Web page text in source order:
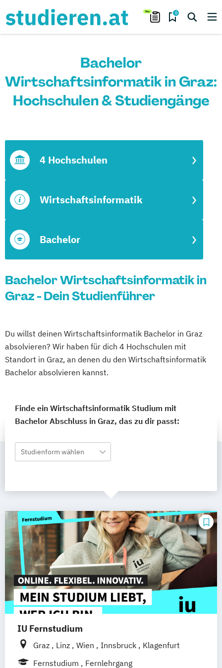
0
Bachelor
Wirtschaftsinformatik in Graz:
Hochschulen & Studiengänge
Bachelor
Wirtschaftsinformatik
4 Hochschulen
Bachelor Wirtschaftsinformatik in
Graz - Dein Studienführer
Du willst deinen Wirtschaftsinformatik Bachelor in Graz
absolvieren? Wir haben für dich 4 Hochschulen mit
Standort in Graz, an denen du den Wirtschaftsinformatik
Bachelor absolvieren kannst.
Finde ein Wirtschaftsinformatik Studium mit
Bachelor Abschluss in Graz, das zu dir passt:
Studienform wählen
IU Fernstudium
Graz Linz Wien Innsbruck
Klagenfurt
Fernstudium
Fernlehrgang